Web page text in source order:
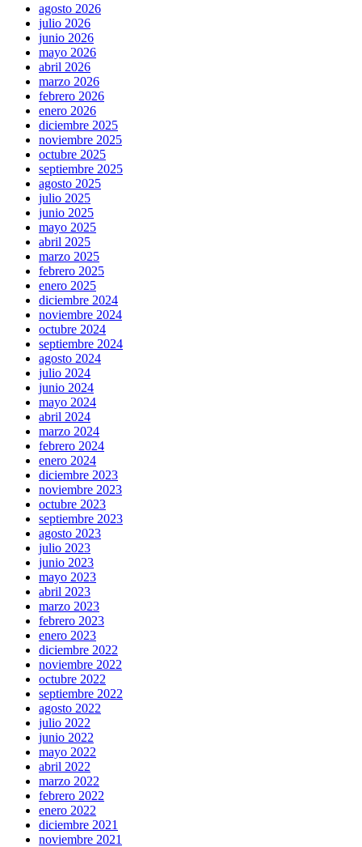
agosto 2026
julio 2026
junio 2026
mayo 2026
abril 2026
marzo 2026
febrero 2026
enero 2026
diciembre 2025
noviembre 2025
octubre 2025
septiembre 2025
agosto 2025
julio 2025
junio 2025
mayo 2025
abril 2025
marzo 2025
febrero 2025
enero 2025
diciembre 2024
noviembre 2024
octubre 2024
septiembre 2024
agosto 2024
julio 2024
junio 2024
mayo 2024
abril 2024
marzo 2024
febrero 2024
enero 2024
diciembre 2023
noviembre 2023
octubre 2023
septiembre 2023
agosto 2023
julio 2023
junio 2023
mayo 2023
abril 2023
marzo 2023
febrero 2023
enero 2023
diciembre 2022
noviembre 2022
octubre 2022
septiembre 2022
agosto 2022
julio 2022
junio 2022
mayo 2022
abril 2022
marzo 2022
febrero 2022
enero 2022
diciembre 2021
noviembre 2021